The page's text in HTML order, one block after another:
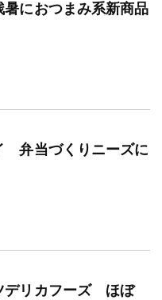
におつまみ系新商品
弁当づくりニーズに
デリカフーズ ほぼ